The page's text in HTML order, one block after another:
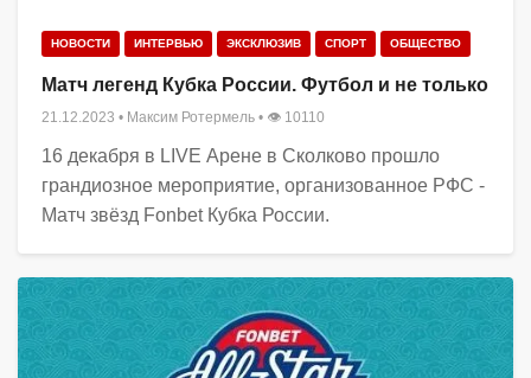
НОВОСТИ ИНТЕРВЬЮ ЭКСКЛЮЗИВ СПОРТ ОБЩЕСТВО
Матч легенд Кубка России. Футбол и не только
21.12.2023 • Максим Ротермель • 👁 10110
16 декабря в LIVE Арене в Сколково прошло
грандиозное мероприятие, организованное РФС -
Матч звёзд Fonbet Кубка России.